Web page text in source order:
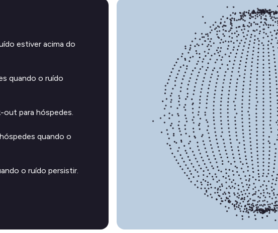
estiver acima do
quando o ruído
out para hóspedes.
quando o
o ruído persistir.